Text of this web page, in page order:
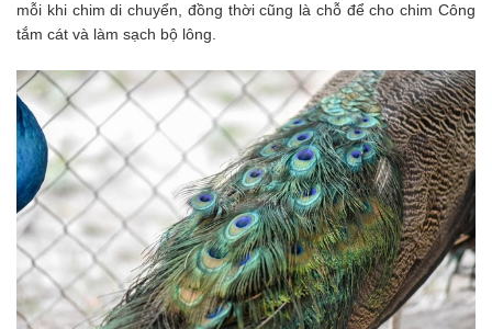
mỗi khi chim di chuyển, đồng thời cũng là chỗ để cho chim Công
tắm cát và làm sạch bộ lông.